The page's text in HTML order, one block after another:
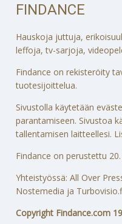
FINDANCE
Hauskoja juttuja,
leffoja, tv-sarjoja,
Findance on rekisteröity
tuotesijoittelua.
Sivustolla käytetään
parantamiseen. Sivustoa
tallentamisen laitteellesi.
Findance on perustettu
Yhteistyössä: All Over
Nostemedia ja
Copyright Findance.com